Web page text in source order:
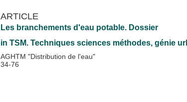
ARTICLE
Les branchements d'eau potable. Dossier
in TSM. Techniques sciences méthodes, génie
AGHTM "Distribution de l'eau"
34-76